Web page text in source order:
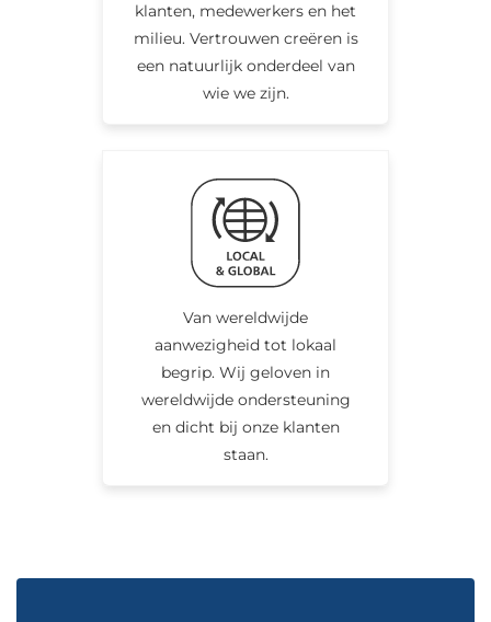
klanten, medewerkers en het
milieu. Vertrouwen creëren is
een natuurlijk onderdeel van
wie we zijn.
Van wereldwijde
aanwezigheid tot lokaal
begrip. Wij geloven in
wereldwijde ondersteuning
en dicht bij onze klanten
staan.